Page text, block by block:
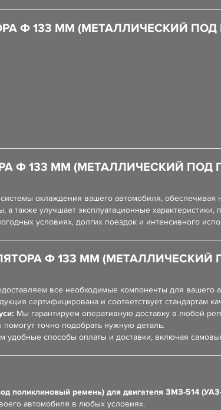
Ф 133 ММ (МЕТАЛЛИЧЕСКИЙ
Ф 133 ММ (МЕТАЛЛИЧЕСКИЙ
охлаждения вашего автомобиля, обеспечивая
также улучшает эксплуатационные характеристики,
условиях, долгих поездок и интенсивного
Ф 133 ММ
все необходимые компоненты для вашего
сертифицирована и соответствует стандартам
Мы гарантируем оперативную доставку в любой
точно подобрать нужную деталь.
удобные способы оплаты и доставки, включая
поликлиновый ремень) для двигателя ЗМЗ-514
автомобиля в любых условиях.